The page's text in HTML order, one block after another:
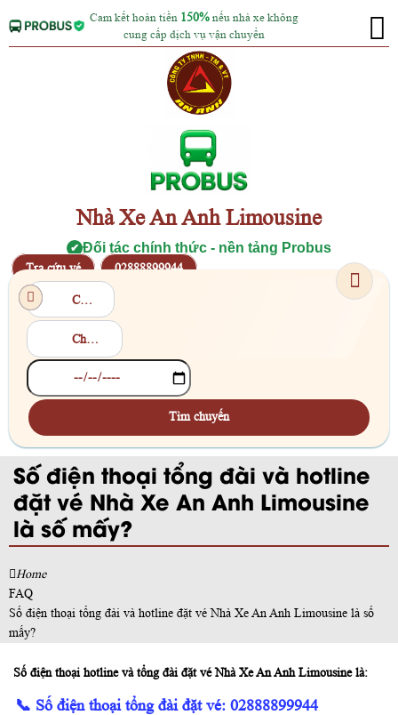
Cam kết hoàn tiền 150% nếu nhà xe không
cung cấp dịch vụ vận chuyển
Nhà Xe An Anh Limousine
✔ Đối tác chính thức - nền tảng Probus
Tra cứu vé 02888899944
Chọn điểm đi
Chọn điểm đến
Tìm chuyến
Số điện thoại tổng đài và hotline
đặt vé Nhà Xe An Anh Limousine
là số mấy?
Home
FAQ
Số điện thoại tổng đài và hotline đặt vé Nhà Xe An Anh Limousine là số
mấy?
Số điện thoại hotline và tổng đài đặt vé Nhà Xe An Anh Limousine là:
📞 Số điện thoại tổng đài đặt vé: 02888899944